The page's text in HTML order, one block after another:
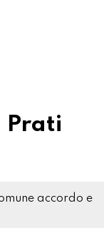
Prati
accordo e